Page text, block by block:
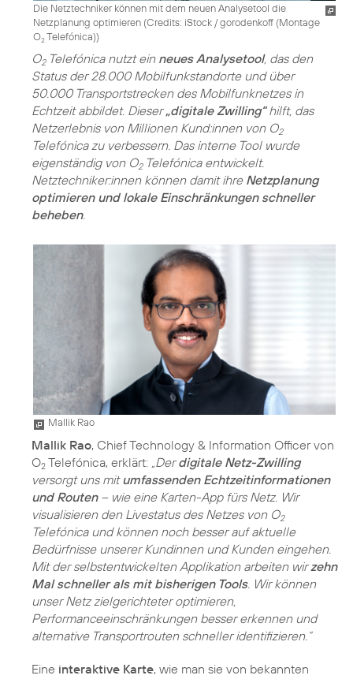
Die Netztechniker können mit dem neuen Analysetool die
Netzplanung optimieren (Credits: iStock / gorodenkoff (Montage
O2Telefónica))
O2Telefónica nutzt ein neues Analysetool, das den
Status der 28.000 Mobilfunkstandorte und über
50.000 Transportstrecken des Mobilfunknetzes in
Echtzeit abbildet. Dieser„digitale Zwilling“hilft, das
Netzerlebnis von Millionen Kund:innen von O2
Telefónica zu verbessern. Das interne Tool wurde
eigenständig von O2Telefónica entwickelt.
Netztechniker:innen können damit ihre Netzplanung
optimieren und lokale Einschränkungen schneller
beheben.
Mallik Rao
Mallik Rao, Chief Technology & Information Officer von
O2 Telefónica, erklärt: „Derdigitale Netz-Zwilling
versorgt uns mitumfassenden Echtzeitinformationen
und Routen– wie eine Karten-App fürs Netz. Wir
visualisieren den Livestatus des Netzes von O2
Telefónica und können noch besser auf aktuelle
Bedürfnisse unserer Kundinnen und Kunden eingehen.
Mit der selbstentwickelten Applikation arbeiten wirzehn
Mal schneller als mit bisherigen Tools. Wir können
unser Netz zielgerichteter optimieren,
Performanceeinschränkungen besser erkennen und
alternative Transportrouten schneller identifizieren.“
Eine interaktive Karte, wie man sie von bekannten